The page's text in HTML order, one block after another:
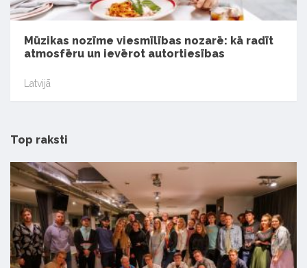
Mūzikas nozīme viesmīlības nozarē: kā radīt
atmosfēru un ievērot autortiesības
Latvijā
Top raksti